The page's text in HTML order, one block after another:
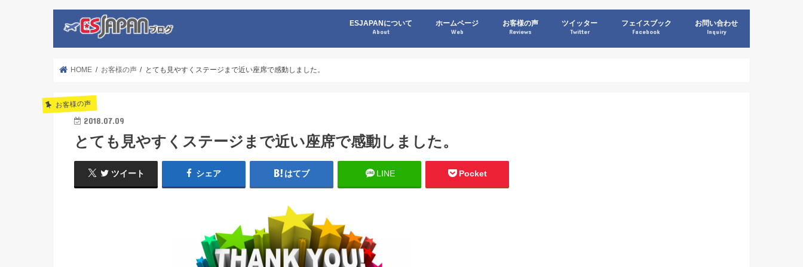
ESJAPANについて
About
ホームページ
Web
お客様の声
Reviews
ツイッター
Twitter
フェイスブック
Facebook
お問い合わせ
Inquiry
HOME お客様の声 とても見やすくステージまで近い座席で感動しました。
お客様の声
2018.07.09
とても見やすくステージまで近い座席で感動しました。
ツイート シェア はてブ LINE Pocket